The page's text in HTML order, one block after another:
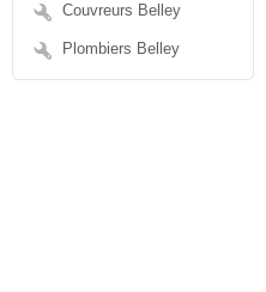
Couvreurs Belley
Plombiers Belley